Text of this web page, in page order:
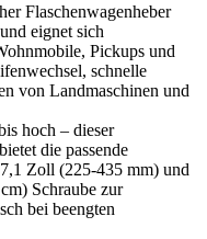
Flaschenwagenheber
eignet sich
Pickups und
schnelle
von Landmaschinen und
hoch – dieser
die passende
Zoll (225-435 mm) und
Schraube zur
bei beengten